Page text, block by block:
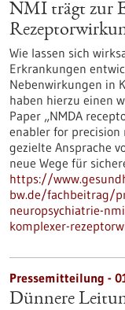
NMI trägt zur
Wie lassen sich
Erkrankungen
Nebenwirkungen in
haben hierzu einen
Paper „NMDA
enabler for precision
gezielte Ansprache
neue Wege für
https://
bw.de/fachbeitrag/
neuropsychiatrie-
komplexer-
Pressemitteilung -
Dünnere